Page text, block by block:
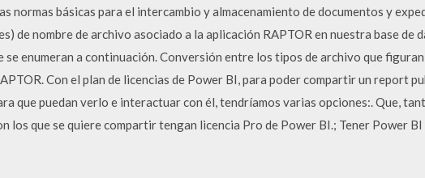
normas básicas para el intercambio y almacenamiento de documentos y
de nombre de archivo asociado a la aplicación RAPTOR en nuestra base de
se enumeran a continuación. Conversión entre los tipos de archivo que
Con el plan de licencias de Power BI, para poder compartir un report
que puedan verlo e interactuar con él, tendríamos varias opciones:. Que,
los que se quiere compartir tengan licencia Pro de Power BI.; Tener Power